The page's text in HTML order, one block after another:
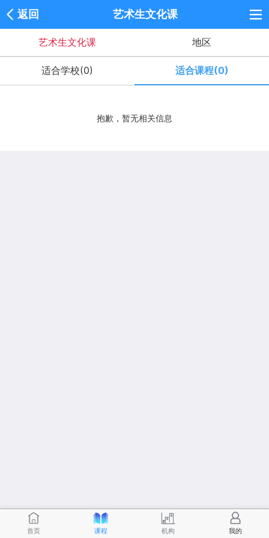
返回 艺术生文化课
艺术生文化课 地区
适合学校(0) 适合课程(0)
抱歉，暂无相关信息
首页 课程 机构 我的